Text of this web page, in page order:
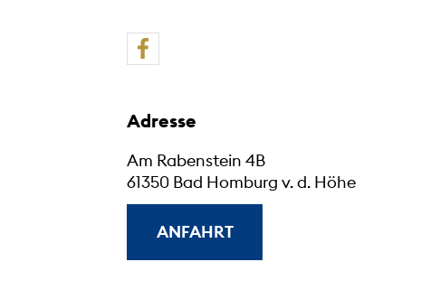
Adresse
Am Rabenstein 4B
61350 Bad Homburg v. d. Höhe
ANFAHRT